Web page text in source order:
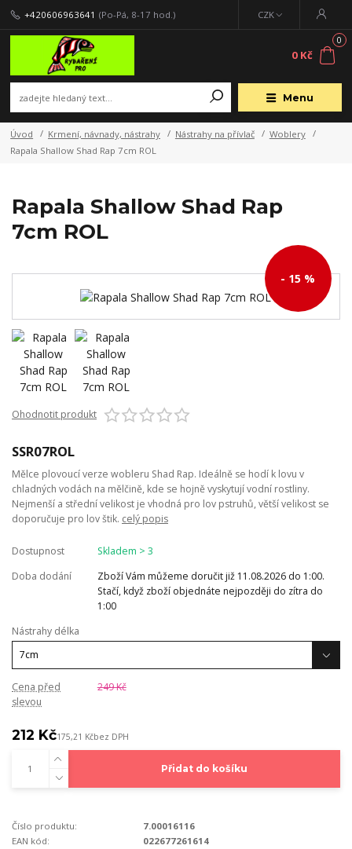
Menu
CZK
+420606963641 (Po-Pá, 8-17 hod.)
0
0 Kč
Úvod Krmení, návnady, nástrahy Nástrahy na přívlač
Woblery
Rapala Shallow Shad Rap 7cm ROL
Rapala Shallow Shad Rap
7cm ROL
- 15 %
Ohodnotit produkt
SSR07ROL
Mělce plovoucí verze wobleru Shad Rap. Ideálně se hodí k lovu v
chladných vodách na mělčině, kde se hojně vyskytují vodní rostliny.
Nejmenší a střední velikost je vhodná pro lov pstruhů, větší velikost se
doporučuje pro lov štik. celý popis
Dostupnost
Skladem > 3
Doba dodání
Zboží Vám můžeme doručit již 11.08.2026 do 1:00.
Stačí, když zboží objednáte nejpozději do zítra do
1:00
Nástrahy délka
Cena před
slevou
249 Kč
212 Kč175,21 Kčbez DPH
Přidat do košíku
Číslo produktu:
7.00016116
EAN kód:
022677261614